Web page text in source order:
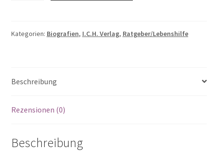
Leben
Kind
Kategorien: Biografien, I.C.H. Verlag, Ratgeber/Lebenshilfe
Beschreibung
Rezensionen (0)
Beschreibung